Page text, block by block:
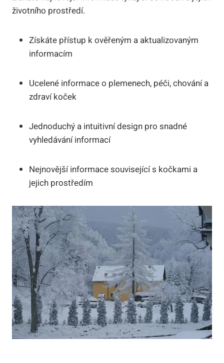
životního prostředí.
Získáte přístup k ověřeným a aktualizovaným
informacím
Ucelené informace o plemenech, péči, chování a
zdraví koček
Jednoduchý a intuitivní design pro snadné
vyhledávání informací
Nejnovější informace související s kočkami a
jejich prostředím